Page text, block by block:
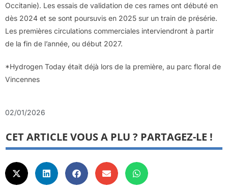
Occitanie). Les essais de validation de ces rames ont débuté en
dès 2024 et se sont poursuvis en 2025 sur un train de présérie.
Les premières circulations commerciales interviendront à partir
de la fin de l’année, ou début 2027.
*Hydrogen Today était déjà lors de la première, au parc floral de
Vincennes
02/01/2026
CET ARTICLE VOUS A PLU ? PARTAGEZ-LE !